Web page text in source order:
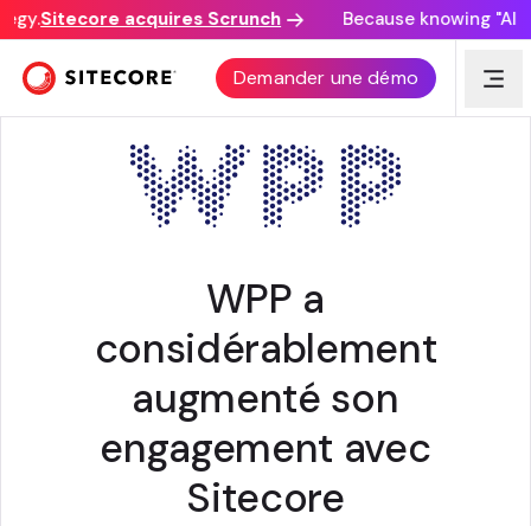
Sitecore acquires Scrunch Because knowing "AI
Demander une démo
WPP (EN ANGLAIS SEULEMENT)
WPP a
considérablement
augmenté son
engagement avec
Sitecore